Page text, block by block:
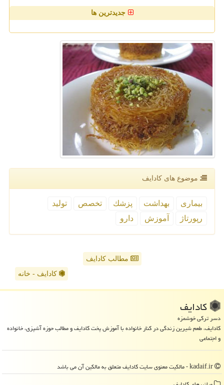
جدیدترین ها
موضوع های كادایف
بیماری بهداشت پزشك تخصص
تولید
رپورتاژ
آموزش دارو
مطالب کادایف
کادایف - خانه
كادایف
دسر ترکی خوشمزه
کادایف، طعم شیرین زندگی در کنار خانواده با آموزش پخت کادایف و مطالب حوزه آشپزی، خانواده
و اجتماعی